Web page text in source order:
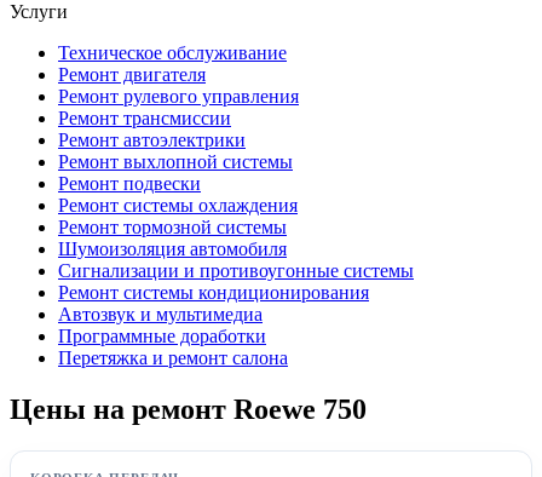
Услуги
Техническое обслуживание
Ремонт двигателя
Ремонт рулевого управления
Ремонт трансмиссии
Ремонт автоэлектрики
Ремонт выхлопной системы
Ремонт подвески
Ремонт системы охлаждения
Ремонт тормозной системы
Шумоизоляция автомобиля
Сигнализации и противоугонные системы
Ремонт системы кондиционирования
Автозвук и мультимедиа
Программные доработки
Перетяжка и ремонт салона
Цены на ремонт Roewe 750